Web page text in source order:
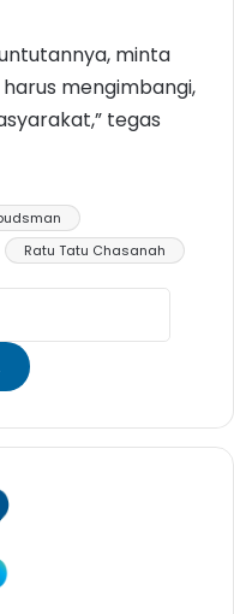
minta
mengimbangi,
tegas
Ratu Tatu Chasanah